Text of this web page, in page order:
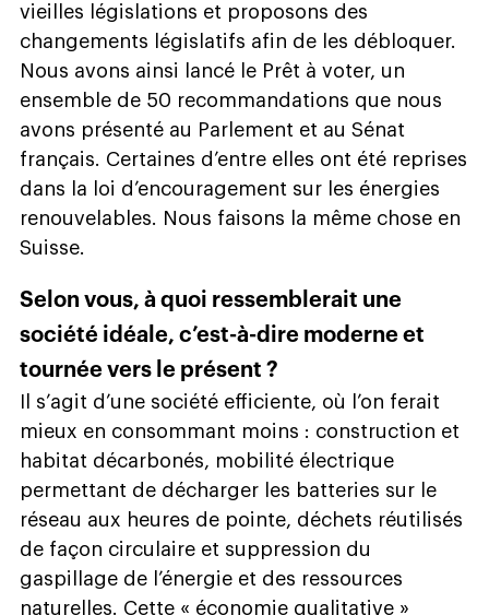
vieilles législations et proposons des
changements législatifs afin de les débloquer.
Nous avons ainsi lancé le Prêt à voter, un
ensemble de 50 recommandations que nous
avons présenté au Parlement et au Sénat
français. Certaines d’entre elles ont été reprises
dans la loi d’encouragement sur les énergies
renouvelables. Nous faisons la même chose en
Suisse.
Selon vous, à quoi ressemblerait une
société idéale, c’est-à-dire moderne et
tournée vers le présent ?
Il s’agit d’une société efficiente, où l’on ferait
mieux en consommant moins : construction et
habitat décarbonés, mobilité électrique
permettant de décharger les batteries sur le
réseau aux heures de pointe, déchets réutilisés
de façon circulaire et suppression du
gaspillage de l’énergie et des ressources
naturelles. Cette « économie qualitative »